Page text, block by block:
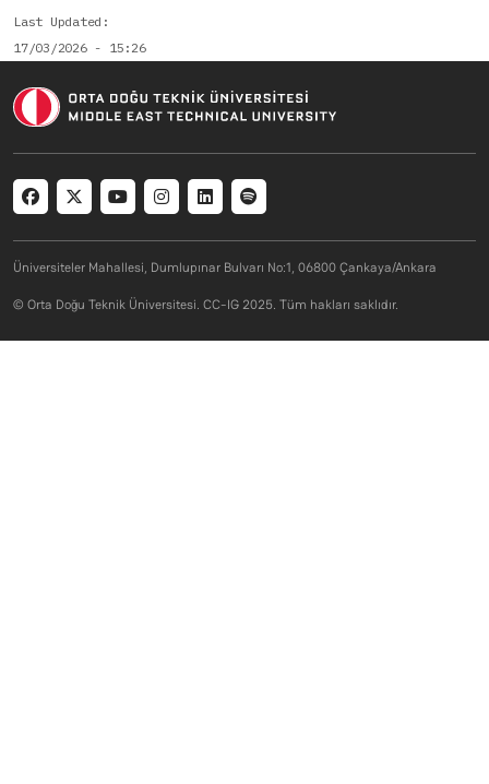
Last Updated
17/03/2026 - 15:26
Social menu
Üniversiteler Mahallesi, Dumlupınar Bulvarı No:1, 06800 Çankaya/Ankara
© Orta Doğu Teknik Üniversitesi. CC-IG 2025. Tüm hakları saklıdır.